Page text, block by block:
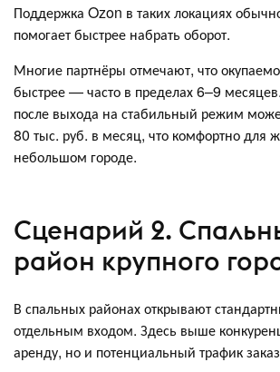
Поддержка Ozon в таких локациях
помогает быстрее набрать оборот.
Многие партнёры отмечают, что
быстрее — часто в пределах 6–9
после выхода на стабильный режим
80 тыс. руб. в месяц, что комфортно для
небольшом городе.
Сценарий 2.
район крупного
В спальных районах открывают
отдельным входом. Здесь выше
аренду, но и потенциальный трафик